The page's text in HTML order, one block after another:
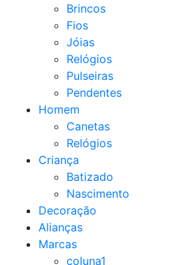
Brincos
Fios
Jóias
Relógios
Pulseiras
Pendentes
Homem
Canetas
Relógios
Criança
Batizado
Nascimento
Decoração
Alianças
Marcas
coluna1